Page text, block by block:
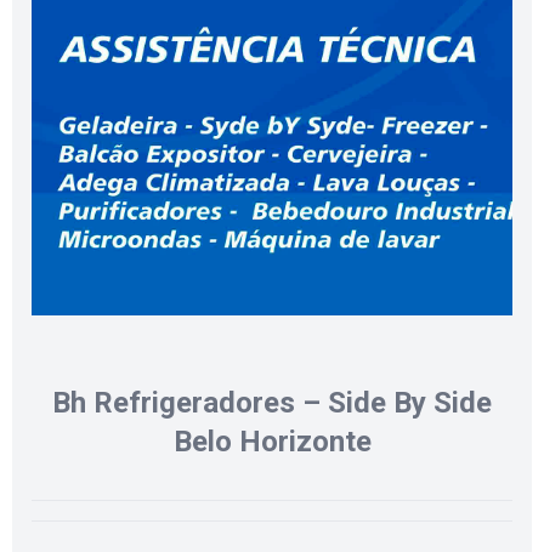
Bh Refrigeradores – Side By Side
Belo Horizonte